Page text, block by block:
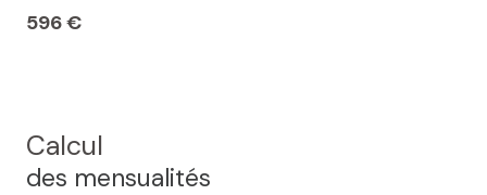
596 €
Calcul
des mensualités